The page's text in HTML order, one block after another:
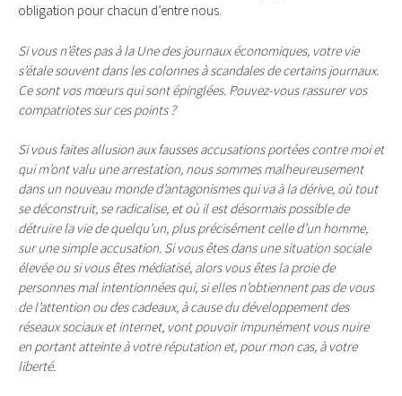
obligation pour chacun d’entre nous.
Si vous n’êtes pas à la Une des journaux économiques, votre vie
s’étale souvent dans les colonnes à scandales de certains jour­naux.
Ce sont vos mœurs qui sont épinglées. Pouvez-vous rassurer vos
compatriotes sur ces points ?
Si vous faites allusion aux fausses accusations portées contre moi et
qui m’ont valu une arrestation, nous sommes malheureusement
dans un nouveau monde d’antagonismes qui va à la dérive, où tout
se déconstruit, se radicalise, et où il est désormais possible de
détruire la vie de quelqu’un, plus précisément celle d’un homme,
sur une simple accusation. Si vous êtes dans une situation sociale
élevée ou si vous êtes médiatisé, alors vous êtes la proie de
personnes mal intentionnées qui, si elles n’obtiennent pas de vous
de l’attention ou des cadeaux, à cause du développement des
réseaux sociaux et internet, vont pouvoir impunément vous nuire
en portant atteinte à votre réputation et, pour mon cas, à votre
liberté.